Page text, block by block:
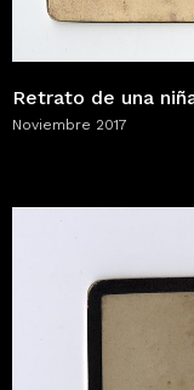
Retrato de una
Noviembre 2017